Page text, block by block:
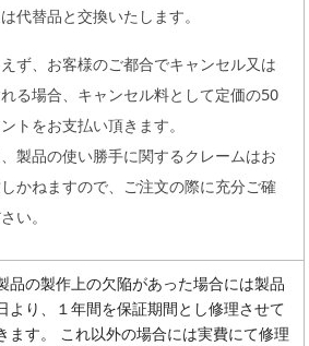
代替品と交換いたします。
ず、お客様のご都合でキャンセル又は
る場合、キャンセル料として定価の50
トをお支払い頂きます。
製品の使い勝手に関するクレームはお
かねますので、ご注文の際に充分ご確
い。
品の製作上の欠陥があった場合には製品
より、１年間を保証期間とし修理させて
ます。 これ以外の場合には実費にて修理